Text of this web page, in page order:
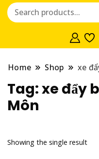
Home Shop xe
Tag:xe đẩy
Môn
Showing the single result